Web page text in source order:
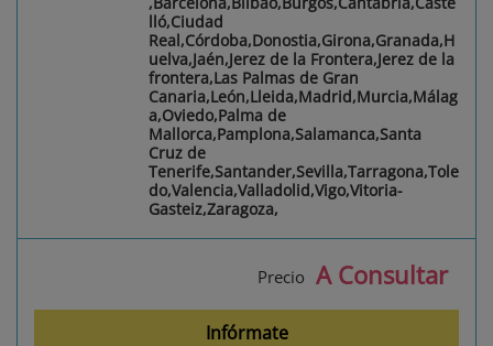
lló,Ciudad
Real,Córdoba,Donostia,Girona,Granada,H
uelva,Jaén,Jerez de la Frontera,Jerez de la
frontera,Las Palmas de Gran
Canaria,León,Lleida,Madrid,Murcia,Málag
a,Oviedo,Palma de
Mallorca,Pamplona,Salamanca,Santa
Cruz de
Tenerife,Santander,Sevilla,Tarragona,Tole
do,Valencia,Valladolid,Vigo,Vitoria-
Gasteiz,Zaragoza,
Precio A Consultar
Infórmate